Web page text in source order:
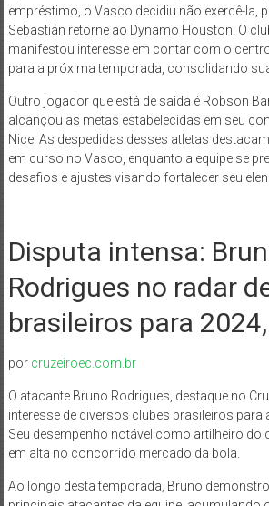
empréstimo, o Vasco decidiu não exercê-la,
Sebastián retorne ao Dynamo Houston. O
manifestou interesse em contar com o
para a próxima temporada, consolidando
Outro jogador que está de saída é Robson
alcançou as metas estabelecidas em seu
Nice. As despedidas desses atletas
em curso no Vasco, enquanto a equipe se
desafios e ajustes visando fortalecer seu
Disputa intensa:
Rodrigues no radar
brasileiros para 2024,
por cruzeiroec.com.br
O atacante Bruno Rodrigues, destaque no
interesse de diversos clubes brasileiros para
Seu desempenho notável como artilheiro do
em alta no concorrido mercado da bola.
Ao longo desta temporada, Bruno